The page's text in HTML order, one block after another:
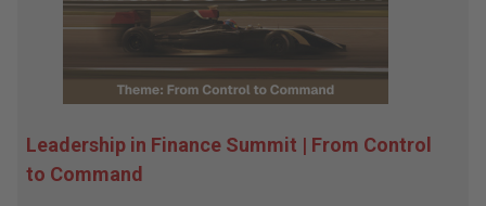
Leadership in Finance Summit | From Control
to Command